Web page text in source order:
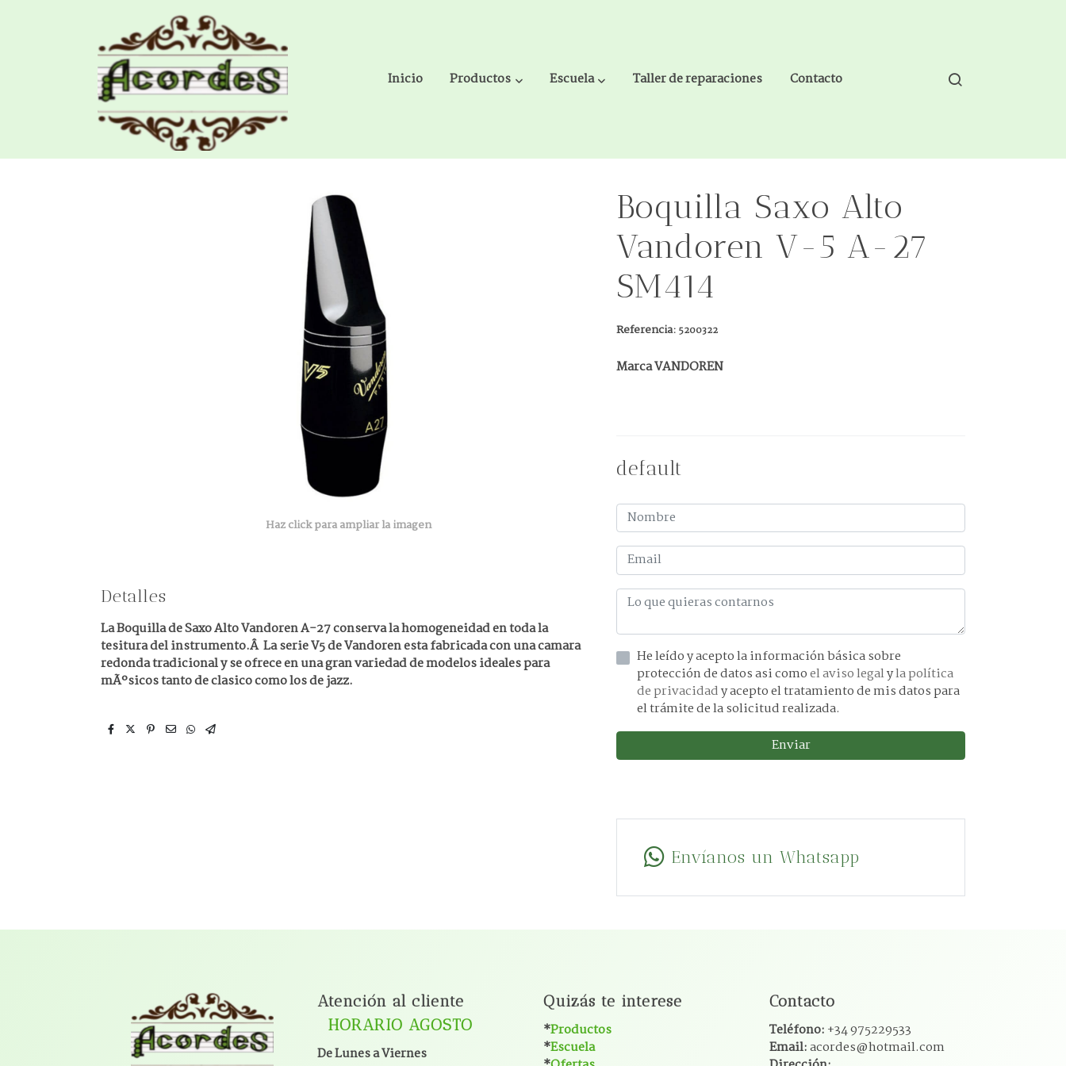
Inicio Productos Escuela Taller de reparaciones Contacto
Productos Boquilla Saxo Alto Vandoren V-5 A-27 SM414
Haz click para ampliar la imagen
Detalles
La Boquilla de Saxo Alto Vandoren A-27 conserva la homogeneidad en toda la
tesitura del instrumento.Â La serie V5 de Vandoren esta fabricada con una camara
redonda tradicional y se ofrece en una gran variedad de modelos ideales para
mÃºsicos tanto de clasico como los de jazz.
Boquilla Saxo Alto
Vandoren V-5 A-27
SM414
Referencia:5200322
Marca VANDOREN
default
He leído y acepto la información básica sobre
protección de datos asi comoel aviso legalyla política
de privacidady acepto el tratamiento de mis datos para
el trámite de la solicitud realizada.
Enviar
Envíanos un Whatsapp
Atención al cliente
HORARIO AGOSTO
De Lunes a Viernes
Quizás te interese
*Productos
*Escuela
Contacto
Teléfono: +34 975229533
Email:acordes@hotmail.com